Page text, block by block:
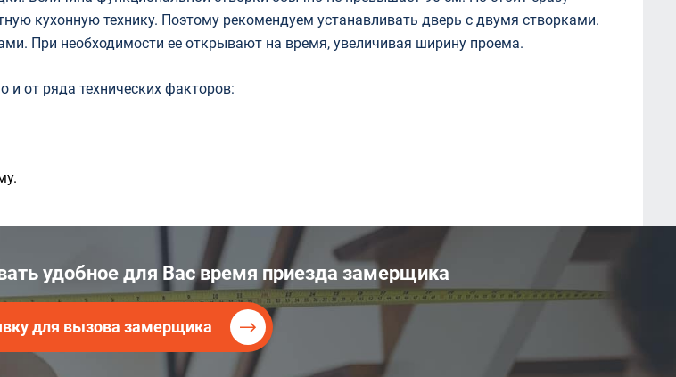
кухонную технику. Поэтому рекомендуем устанавливать дверь с двумя створками.
При необходимости ее открывают на время, увеличивая ширину проема.
и от ряда технических факторов:
удобное для Вас время приезда замерщика
для вызова замерщика